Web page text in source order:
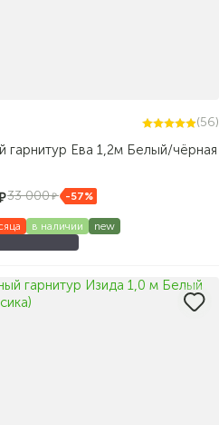
(56)
гарнитур Ева 1,2м Белый/чёрная
33 000 -57%
в наличии new